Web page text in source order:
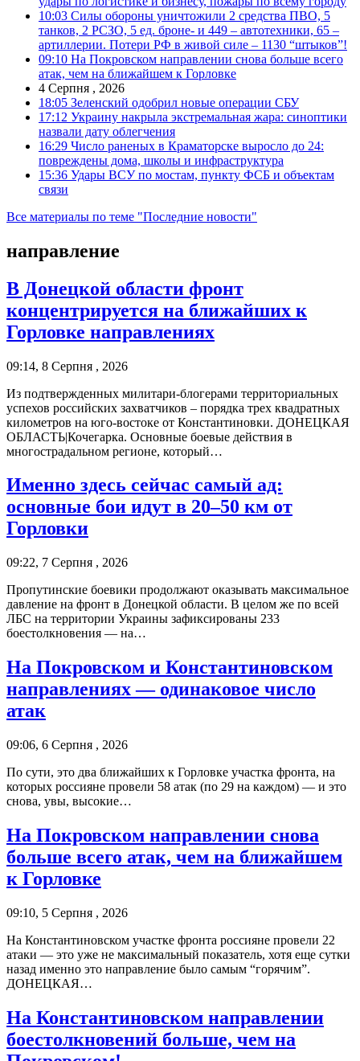
10:03 Силы обороны уничтожили 2 средства ПВО, 5
танков, 2 РСЗО, 5 ед. броне- и 449 – автотехники, 65 –
артиллерии. Потери РФ в живой силе – 1130 “штыков”!
09:10 На Покровском направлении снова больше всего
атак, чем на ближайшем к Горловке
4 Серпня , 2026
18:05 Зеленский одобрил новые операции СБУ
17:12 Украину накрыла экстремальная жара: синоптики
назвали дату облегчения
16:29 Число раненых в Краматорске выросло до 24:
повреждены дома, школы и инфраструктура
15:36 Удары ВСУ по мостам, пункту ФСБ и объектам
связи
Все материалы по теме "Последние новости"
направление
В Донецкой области фронт
концентрируется на ближайших к
Горловке направлениях
09:14, 8 Серпня , 2026
Из подтвержденных милитари-блогерами территориальных
успехов российских захватчиков – порядка трех квадратных
километров на юго-востоке от Константиновки. ДОНЕЦКАЯ
ОБЛАСТЬ|Кочегарка. Основные боевые действия в
многострадальном регионе, который…
Именно здесь сейчас самый ад:
основные бои идут в 20–50 км от
Горловки
09:22, 7 Серпня , 2026
Пропутинские боевики продолжают оказывать максимальное
давление на фронт в Донецкой области. В целом же по всей
ЛБС на территории Украины зафиксированы 233
боестолкновения — на…
На Покровском и Константиновском
направлениях — одинаковое число
атак
09:06, 6 Серпня , 2026
По сути, это два ближайших к Горловке участка фронта, на
которых россияне провели 58 атак (по 29 на каждом) — и это
снова, увы, высокие…
На Покровском направлении снова
больше всего атак, чем на ближайшем
к Горловке
09:10, 5 Серпня , 2026
На Константиновском участке фронта россияне провели 22
атаки — это уже не максимальный показатель, хотя еще сутки
назад именно это направление было самым “горячим”.
ДОНЕЦКАЯ…
На Константиновском направлении
боестолкновений больше, чем на